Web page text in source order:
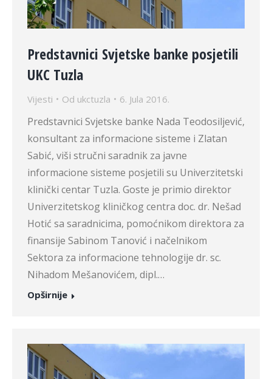
Predstavnici Svjetske banke posjetili
UKC Tuzla
Vijesti Od ukctuzla 6. Jula 2016.
Predstavnici Svjetske banke Nada Teodosiljević,
konsultant za informacione sisteme i Zlatan
Sabić, viši stručni saradnik za javne
informacione sisteme posjetili su Univerzitetski
klinički centar Tuzla. Goste je primio direktor
Univerzitetskog kliničkog centra doc. dr. Nešad
Hotić sa saradnicima, pomoćnikom direktora za
finansije Sabinom Tanović i načelnikom
Sektora za informacione tehnologije dr. sc.
Nihadom Mešanovićem, dipl.…
Opširnije